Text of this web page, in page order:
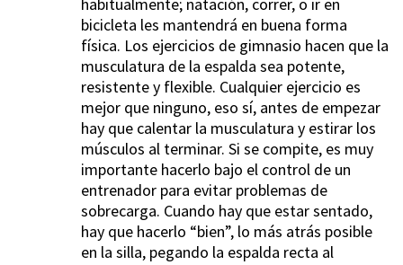
bicicleta les mantendrá en buena forma
física. Los ejercicios de gimnasio hacen que la
musculatura de la espalda sea potente,
resistente y flexible. Cualquier ejercicio es
mejor que ninguno, eso sí, antes de empezar
hay que calentar la musculatura y estirar los
músculos al terminar. Si se compite, es muy
importante hacerlo bajo el control de un
entrenador para evitar problemas de
sobrecarga. Cuando hay que estar sentado,
hay que hacerlo “bien”, lo más atrás posible
en la silla, pegando la espalda recta al